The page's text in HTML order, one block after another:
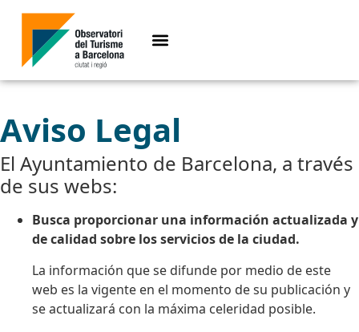
Aviso Legal
El Ayuntamiento de Barcelona, a través
de sus webs:
Busca proporcionar una información actualizada y
de calidad sobre los servicios de la ciudad.
La información que se difunde por medio de este
web es la vigente en el momento de su publicación y
se actualizará con la máxima celeridad posible.